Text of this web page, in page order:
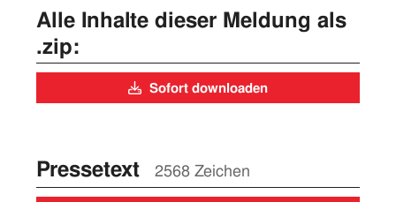
Alle Inhalte dieser Meldung als
.zip:
Sofort downloaden
Pressetext 2568 Zeichen